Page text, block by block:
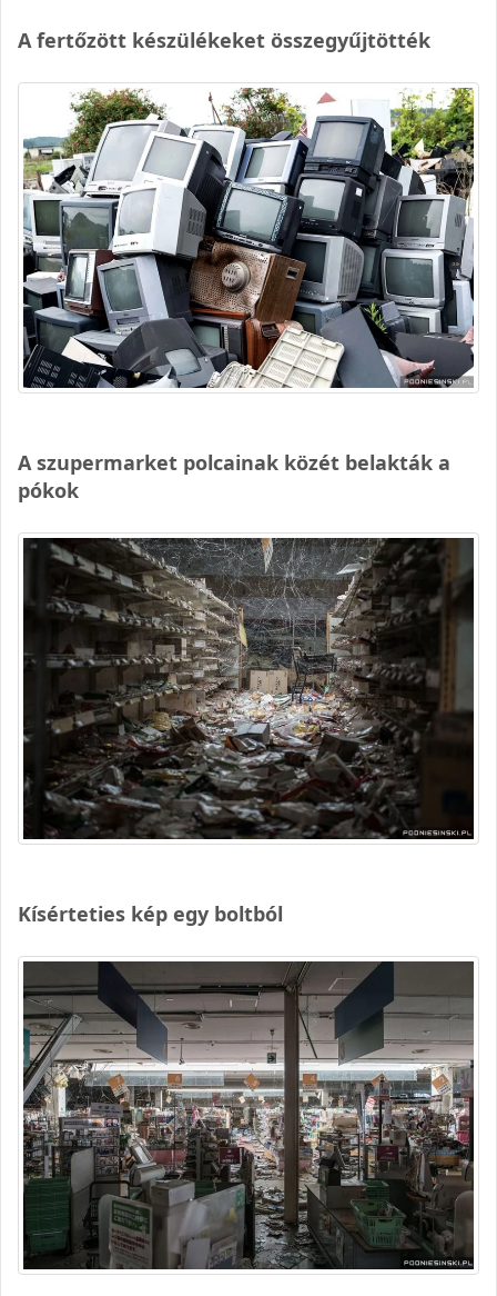
A fertőzött készülékeket összegyűjtötték
A szupermarket polcainak közét belakták a
pókok
Kísérteties kép egy boltból